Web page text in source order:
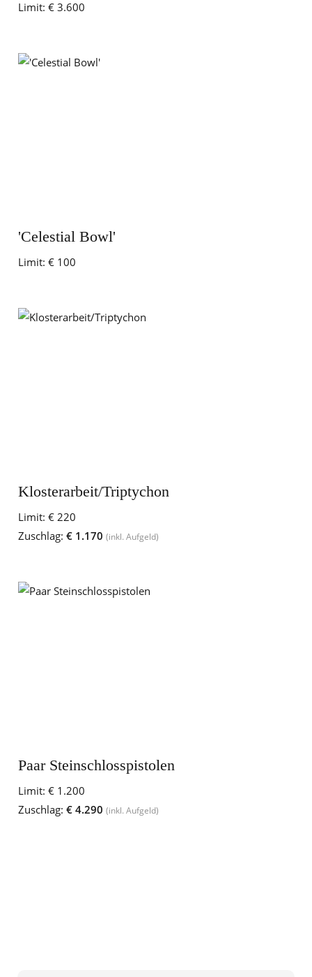
Limit: € 3.600
'Celestial Bowl'
Limit: € 100
Klosterarbeit/Triptychon
Limit: € 220
Zuschlag: € 1.170 (inkl. Aufgeld)
Paar Steinschlosspistolen
Limit: € 1.200
Zuschlag: € 4.290 (inkl. Aufgeld)